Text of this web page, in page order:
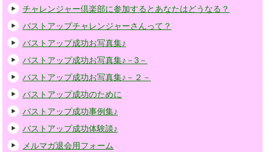
チャレンジャー倶楽部に参加するとあなたはどうなる？
バストアップチャレンジャーさんって？
バストアップ成功お写真集♪
バストアップ成功お写真集♪－3－
バストアップ成功お写真集♪－２－
バストアップ成功のために
バストアップ成功事例集♪
バストアップ成功体験談♪
メルマガ退会用フォーム